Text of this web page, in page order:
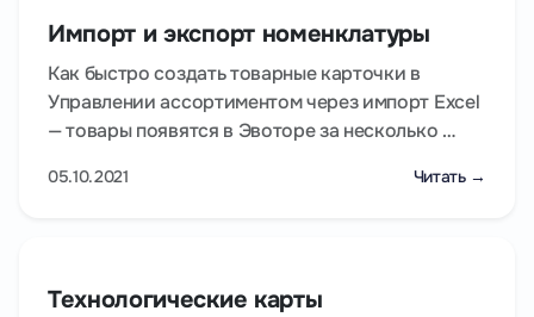
Импорт и экспорт номенклатуры
Как быстро создать товарные карточки в
Управлении ассортиментом через импорт Excel
— товары появятся в Эвоторе за несколько …
05.10.2021 Читать →
Технологические карты